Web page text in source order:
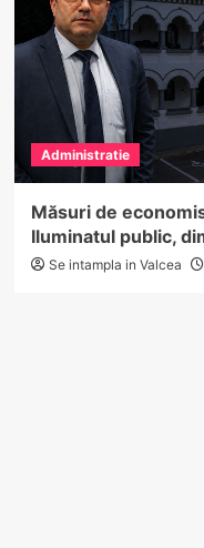
Administratie
Măsuri de
Iluminatul public,
Se intampla in Valcea